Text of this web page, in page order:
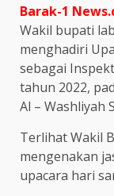
Barak-1
Wakil bupati
menghadiri
sebagai
tahun 2022,
Al – Washliyah
Terlihat Wakil
mengenakan
upacara hari